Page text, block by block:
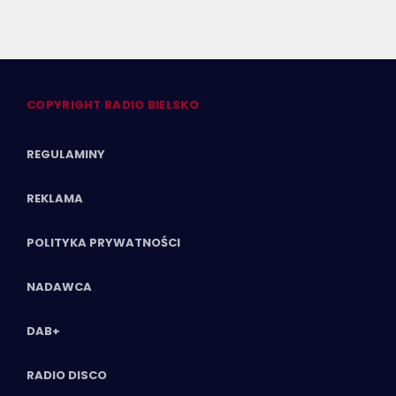
COPYRIGHT RADIO BIELSKO
REGULAMINY
REKLAMA
POLITYKA PRYWATNOŚCI
NADAWCA
DAB+
RADIO DISCO